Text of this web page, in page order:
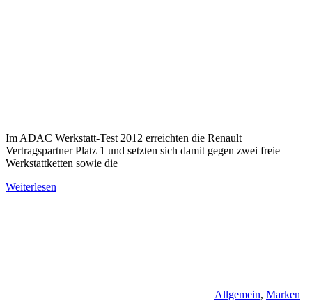
Im ADAC Werkstatt-Test 2012 erreichten die Renault
Vertragspartner Platz 1 und setzten sich damit gegen zwei freie
Werkstattketten sowie die
Weiterlesen
Allgemein, Marken